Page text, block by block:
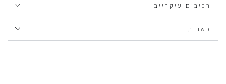
בלבד.
כל הצמחים מהם מיוצרות החליטות הם אורגניים וגדלים בחקלאות
מקיימת, שמכבדת גם את כדור הארץ וגם את הגוף שלנו.
רכיבים עיקריים
כשרות